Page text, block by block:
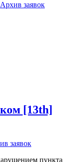
Архив заявок
[13th]
заявок
пункта